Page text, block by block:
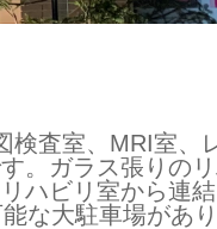
査室、MRI室、
。ガラス張りの
ハビリ室から連
な大駐車場があ